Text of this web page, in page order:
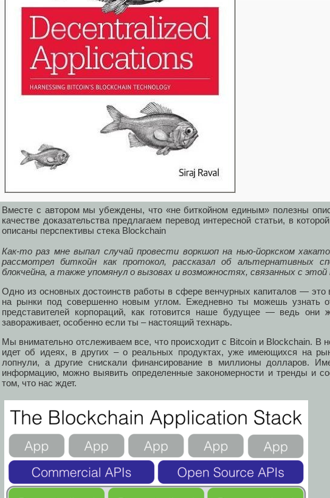
Вместе с автором мы убеждены, что «не биткойном единым» полезны
качестве доказательства предлагаем перевод интересной статьи, в
описаны перспективы стека Blockchain
Как-то раз мне выпал случай провести воркшоп на нью-йоркском
рассмотрел биткойн как протокол, рассказал об альтернативных
блокчейна, а также упомянул о вызовах и возможностях, связанных с этой
Одно из основных достоинств работы в сфере венчурных капиталов — это
на рынки под совершенно новым углом. Ежедневно ты можешь узнать
представителей корпораций, как готовится наше будущее — ведь они
завораживает, особенно если ты – настоящий технарь.
Мы внимательно отслеживаем все, что происходит с Bitcoin и Blockchain. В
идет об идеях, в других – о реальных продуктах, уже имеющихся на
лопнули, а другие снискали финансирование в миллионы долларов.
информацию, можно выявить определенные закономерности и тренды и
том, что нас ждет.